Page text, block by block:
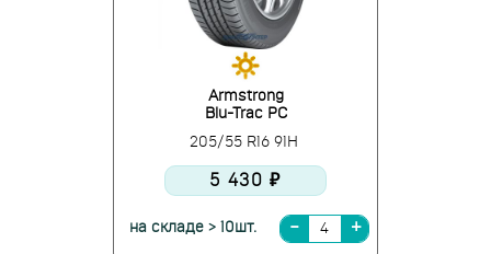
Armstrong
Blu-Trac PC
205/55 R16 91H
5 430 ₽
на складе > 10шт.